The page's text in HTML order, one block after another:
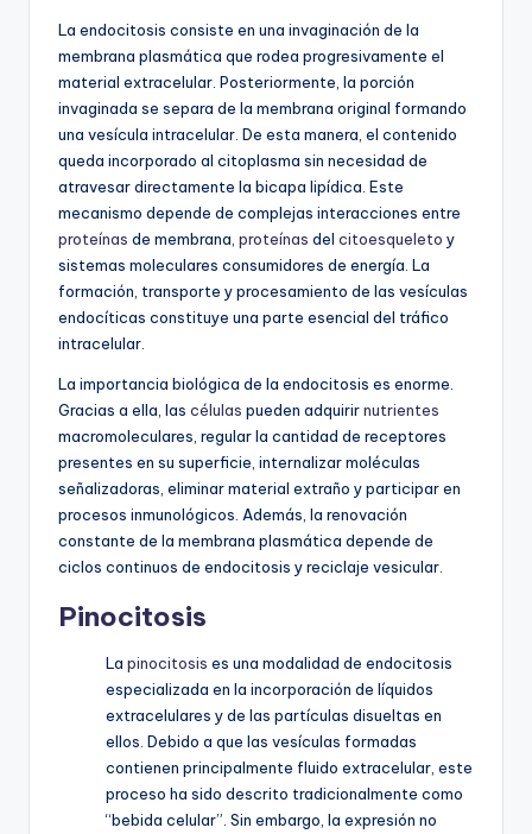
La endocitosis consiste en una invaginación de la
membrana plasmática que rodea progresivamente el
material extracelular. Posteriormente, la porción
invaginada se separa de la membrana original formando
una vesícula intracelular. De esta manera, el contenido
queda incorporado al citoplasma sin necesidad de
atravesar directamente la bicapa lipídica. Este
mecanismo depende de complejas interacciones entre
proteínas de membrana, proteínas del citoesqueleto y
sistemas moleculares consumidores de energía. La
formación, transporte y procesamiento de las vesículas
endocíticas constituye una parte esencial del tráfico
intracelular.
La importancia biológica de la endocitosis es enorme.
Gracias a ella, las células pueden adquirirnutrientes
macromoleculares, regular la cantidad de receptores
presentes en su superficie, internalizar moléculas
señalizadoras, eliminar material extraño y participar en
procesos inmunológicos. Además, la renovación
constante de la membrana plasmática depende de
ciclos continuos de endocitosis y reciclaje vesicular.
Pinocitosis
La pinocitosis es una modalidad de endocitosis
especializada en la incorporación de líquidos
extracelulares y de las partículas disueltas en
ellos. Debido a que las vesículas formadas
contienen principalmente fluido extracelular, este
proceso ha sido descrito tradicionalmente como
“bebida celular”. Sin embargo, la expresión no